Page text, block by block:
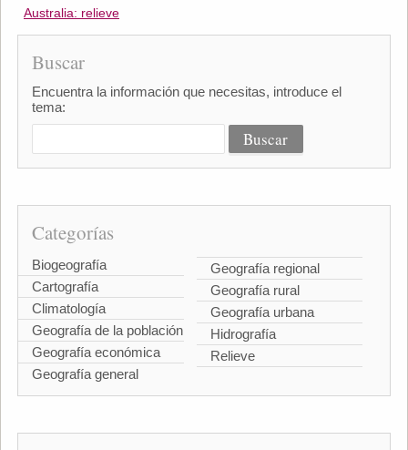
Australia: relieve
Buscar
Encuentra la información que necesitas, introduce el
tema:
Categorías
Biogeografía
Cartografía
Climatología
Geografía de la población
Geografía económica
Geografía general
Geografía regional
Geografía rural
Geografía urbana
Hidrografía
Relieve